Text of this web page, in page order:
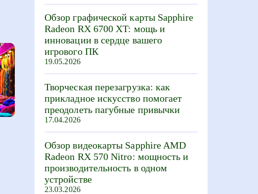
Обзор графической карты Sapphire
Radeon RX 6700 XT: мощь и
инновации в сердце вашего
игрового ПК
19.05.2026
Творческая перезагрузка: как
прикладное искусство помогает
преодолеть пагубные привычки
17.04.2026
Обзор видеокарты Sapphire AMD
Radeon RX 570 Nitro: мощность и
производительность в одном
устройстве
23.03.2026